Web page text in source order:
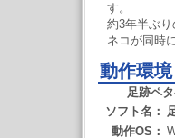
す。
約3年半ぶ
ネコが同時
動作環境
足跡ペ
ソフト名：
動作OS：